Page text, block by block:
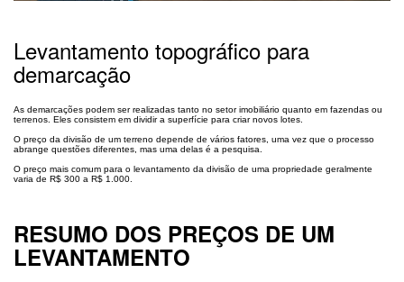
Levantamento topográfico para
demarcação
As demarcações podem ser realizadas tanto no setor imobiliário quanto em fazendas ou
terrenos. Eles consistem em dividir a superfície para criar novos lotes.
O preço da divisão de um terreno depende de vários fatores, uma vez que o processo
abrange questões diferentes, mas uma delas é a pesquisa.
O preço mais comum para o levantamento da divisão de uma propriedade geralmente
varia de R$ 300 a R$ 1.000.
RESUMO DOS PREÇOS DE UM
LEVANTAMENTO